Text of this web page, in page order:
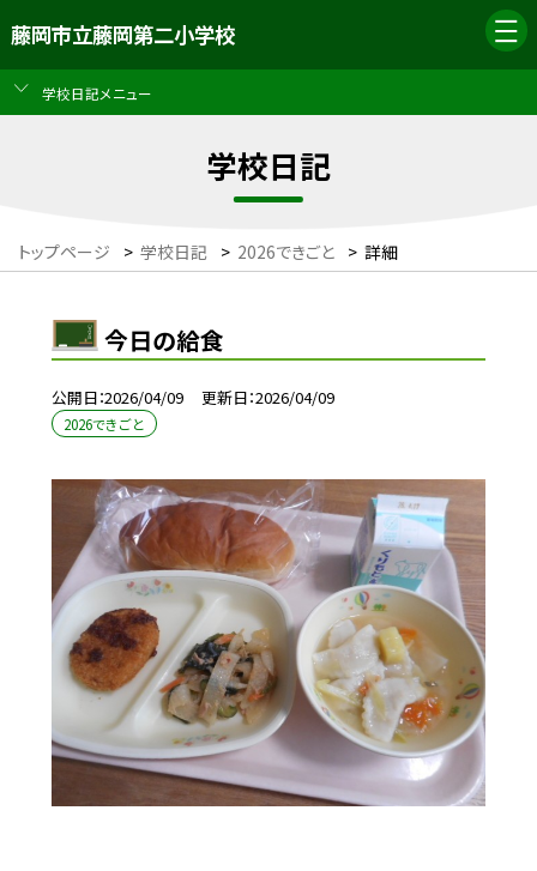
藤岡市立藤岡第二小学校
学校日記メニュー
学校日記
トップページ > 学校日記 > 2026できごと > 詳細
今日の給食
公開日 2026/04/09 更新日 2026/04/09
2026できごと